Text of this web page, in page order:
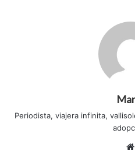
Periodista, viajera infinita,